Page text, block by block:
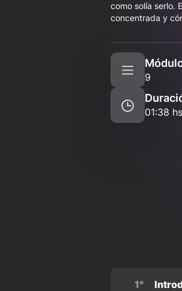
como solía serlo.
concentrada y
9
01:38 hs
1°